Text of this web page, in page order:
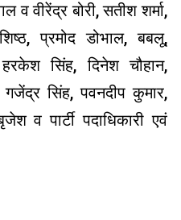
व वीरेंद्र बोरी, सतीश शर्मा,
प्रमोद डोभाल, बबलू,
हरकेश सिंह, दिनेश चौहान,
गजेंद्र सिंह, पवनदीप कुमार,
व पार्टी पदाधिकारी एवं